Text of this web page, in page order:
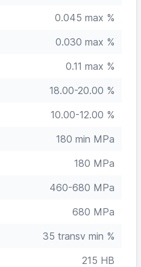
0.045 max %
0.030 max %
0.11 max %
18.00-20.00 %
10.00-12.00 %
180 min MPa
180 MPa
460-680 MPa
680 MPa
35 transv min %
215 HB